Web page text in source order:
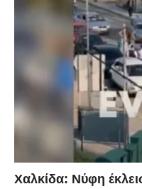
Χαλκίδα: Νύφη